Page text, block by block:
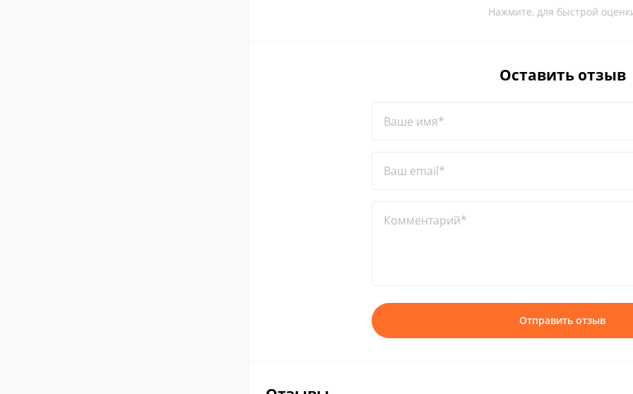
Нажмите, для быстрой
Оставить отзыв
Ваше имя*
Ваш email*
Комментарий*
Отправить отзыв